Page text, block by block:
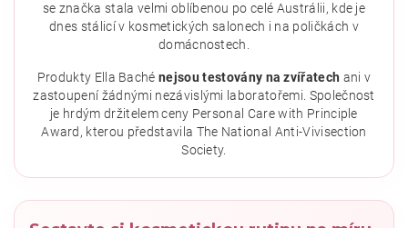
Vložením hodnocení souhlasíte sezásadami ochrany
se značka stala velmi oblíbenou po celé Austrálii, kde je
dnes stálicí v kosmetických salonech i na poličkách v
domácnostech.
Produkty Ella Bachénejsou testovány na zvířatech ani v
zastoupení žádnými nezávislými laboratořemi. Společnost
je hrdým držitelem ceny Personal Care with Principle
Award, kterou představila The National Anti-Vivisection
Society.